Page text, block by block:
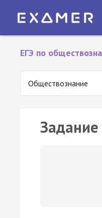
ЕГЭ по
Обществознание